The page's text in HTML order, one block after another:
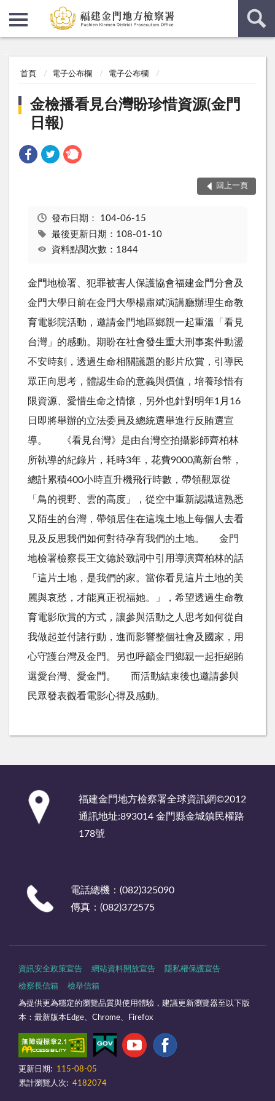
首頁 電子公布欄 電子公布欄
金檢播看見台灣盼珍惜資源(金門
日報)
回上一頁
發布日期： 104-06-15
最後更新日期：108-01-10
資料點閱次數：1844
金門地檢署、犯罪被害人保護協會福建金門分會及
金門大學日前在金門大學楊肅斌演講廳辦理生命教
育電影院活動，邀請金門地區鄉親一起重溫「看見
台灣」的感動。期盼在社會發生重大刑事案件動盪
不安時刻，透過生命相關議題的影片欣賞，引導民
眾正向思考，體認生命的意義與價值，培養珍惜有
限資源、愛惜生命之情懷，另外也針對明年1月16
日即將舉辦的立法委員及總統選舉進行反賄選宣
導。 《看見台灣》是由台灣空拍攝影師齊柏林
所執導的紀錄片，耗時3年，花費9000萬新台幣，
總計累積400小時直升機飛行時數，帶領觀眾從
「鳥的視野、雲的高度」，從空中重新認識這熟悉
又陌生的台灣，帶領居住在這塊土地上每個人去看
見及反思我們如何對待孕育我們的土地。 金門
地檢署檢察長王文德於致詞中引用導演齊柏林的話
「這片土地，是我們的家。當你看見這片土地的美
麗與哀愁，才能真正祝福她。」，希望透過生命教
育電影欣賞的方式，讓參與活動之人思考如何從自
我做起並付諸行動，進而影響整個社會及國家，用
心守護台灣及金門。另也呼籲金門鄉親一起拒絕賄
選愛台灣、愛金門。 而活動結束後也邀請參與
民眾發表觀看電影心得及感動。
福建金門地方檢察署全球資訊網©2012
通訊地址:893014 金門縣金城鎮民權路
178號
電話總機：(082)325090
傳真：(082)372575
資訊安全政策宣告 網站資料開放宣告 隱私權保護宣告
檢察長信箱 檢舉信箱
為提供更為穩定的瀏覽品質與使用體驗，建議更新瀏覽器至以下版
本：最新版本Edge、Chrome、Firefox
更新日期:
115-08-05
累計瀏覽人次: 4182074